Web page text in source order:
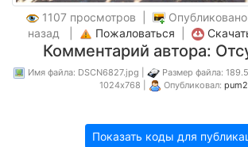
1107 просмотров |
назад |
Пожаловаться
Комментарий автора:
Имя файла: DSCN6827.jpg | Размер файла:
1024x768 |
Опубликовал:
Показать коды для